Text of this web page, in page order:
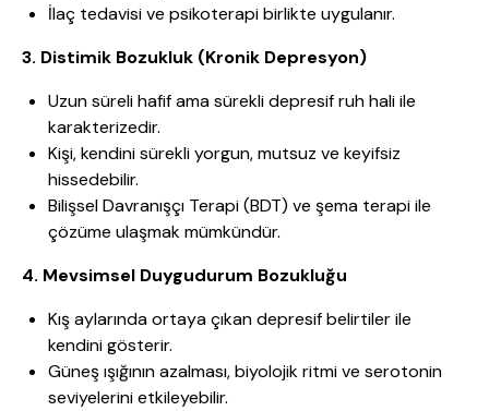
İlaç tedavisi ve psikoterapi birlikte uygulanır.
3. Distimik Bozukluk (Kronik Depresyon)
Uzun süreli hafif ama sürekli depresif ruh hali ile
karakterizedir.
Kişi, kendini sürekli yorgun, mutsuz ve keyifsiz
hissedebilir.
Bilişsel Davranışçı Terapi (BDT) ve şema terapi ile
çözüme ulaşmak mümkündür.
4. Mevsimsel Duygudurum Bozukluğu
Kış aylarında ortaya çıkan depresif belirtiler ile
kendini gösterir.
Güneş ışığının azalması, biyolojik ritmi ve serotonin
seviyelerini etkileyebilir.